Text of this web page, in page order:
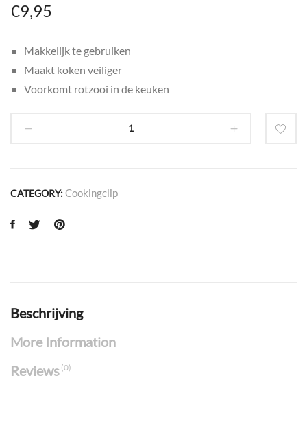
€9,95
Makkelijk te gebruiken
Maakt koken veiliger
Voorkomt rotzooi in de keuken
CATEGORY:Cookingclip
Beschrijving
More Information
Reviews(0)